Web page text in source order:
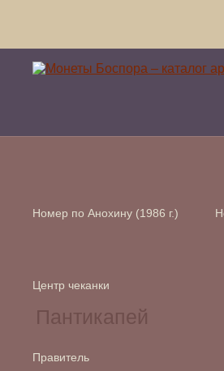
Номер по Анохину (1986 г.)
Центр чеканки
Правитель